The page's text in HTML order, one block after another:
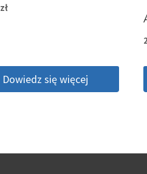
zł
Dowiedz się więcej